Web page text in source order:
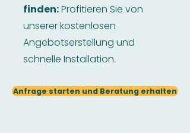
finden:Profitieren Sie von
unserer kostenlosen
Angebotserstellung und
schnelle Installation.
Anfrage starten und Beratung erhalten